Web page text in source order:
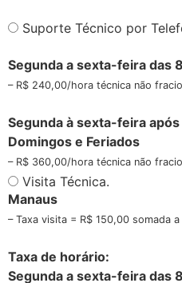
Suporte Técnico por
Segunda a sexta-feira das
– R$ 240,00/hora técnica não
Segunda à sexta-feira após
Domingos e Feriados
– R$ 360,00/hora técnica não
Visita Técnica.
Manaus
– Taxa visita = R$ 150,00 somada
Taxa de horário:
Segunda a sexta-feira das